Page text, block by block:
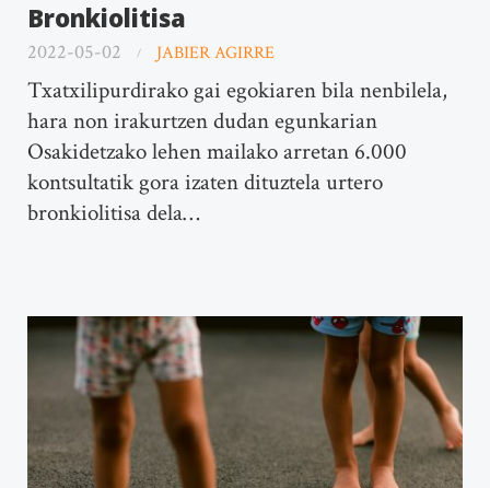
Bronkiolitisa
2022-05-02 JABIER AGIRRE
Txatxilipurdirako gai egokiaren bila nenbilela,
hara non irakurtzen dudan egunkarian
Osakidetzako lehen mailako arretan 6.000
kontsultatik gora izaten dituztela urtero
bronkiolitisa dela…